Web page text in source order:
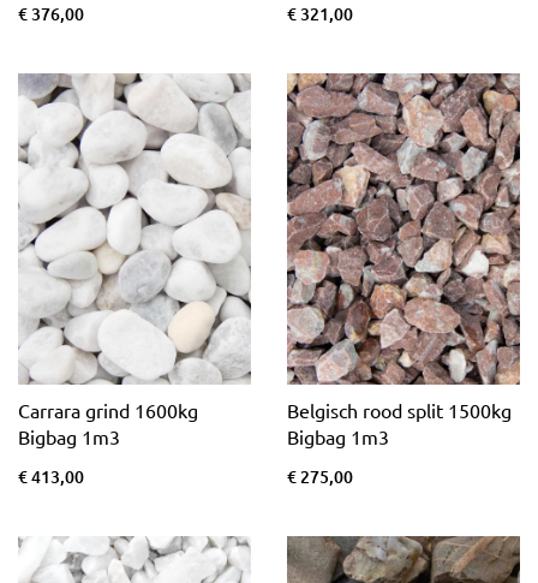
€ 376,00 € 321,00
Carrara grind 1600kg
Bigbag 1m3
€ 413,00
Belgisch rood split 1500kg
Bigbag 1m3
€ 275,00